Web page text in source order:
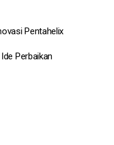
Pentahelix
Perbaikan